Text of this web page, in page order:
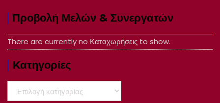
Προβολή Μελών & Συνεργατών
There are currently no Καταχωρήσεις to show.
Kατηγορίες
Kατηγορίες